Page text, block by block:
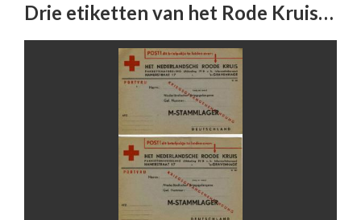
Drie etiketten van het Rode Kruis, ongebruikt